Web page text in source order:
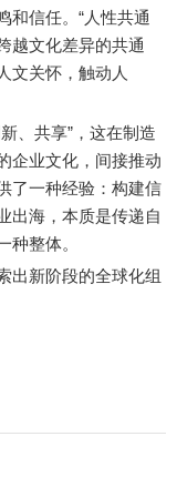
和信任。“人性共通
越文化差异的共通
文关怀，触动人
、共享”，这在制造
企业文化，间接推动
了一种经验：构建信
出海，本质是传递自
种整体。
新阶段的全球化组